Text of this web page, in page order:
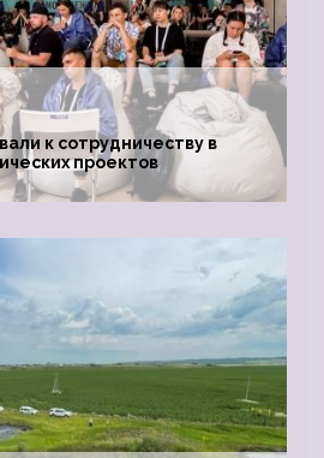
к сотрудничеству в
проектов